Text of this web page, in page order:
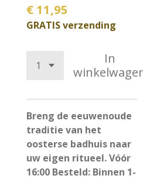
€ 11,95
GRATIS verzending
In
Breng de eeuwenoude
traditie van het
oosterse badhuis naar
uw eigen ritueel. Vóór
16:00 Besteld: Binnen 1-